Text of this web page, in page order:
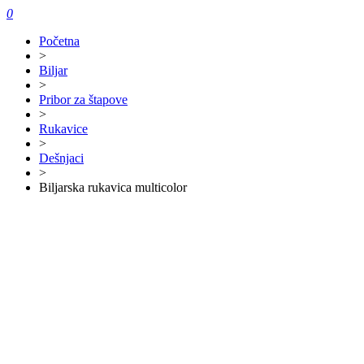
0
Početna
>
Biljar
>
Pribor za štapove
>
Rukavice
>
Dešnjaci
>
Biljarska rukavica multicolor